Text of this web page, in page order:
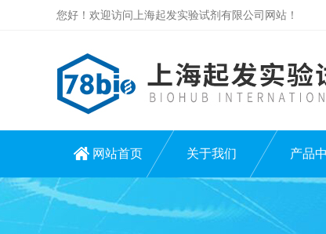
您好！欢迎访问上海起发实验试剂有限公司网站！
网站首页 关于我们 产品